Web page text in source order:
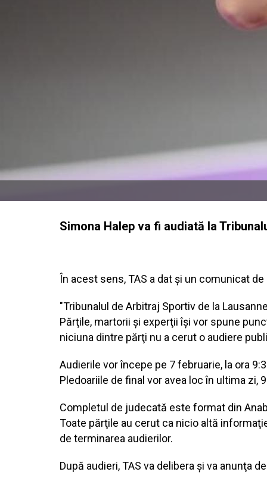
Simona Halep va fi audiată la
În acest sens, TAS a dat şi un comunicat
"Tribunalul de Arbitraj Sportiv de la
Părţile, martorii şi experţii îşi vor spune
niciuna dintre părţi nu a cerut o audiere
Audierile vor începe pe 7 februarie, la ora
Pledoariile de final vor avea loc în ultima zi,
Completul de judecată este format din
Toate părţile au cerut ca nicio altă
de terminarea audierilor.
După audieri, TAS va delibera şi va anunţa